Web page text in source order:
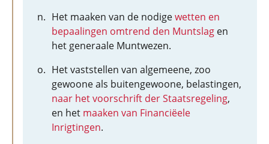
Het maaken van de nodigewetten en
bepaalingen omtrend den Muntslag en
het generaale Muntwezen.
Het vaststellen van algemeene, zoo
gewoone als buitengewoone, belastingen,
naar het voorschrift der Staatsregeling,
en het maaken van Financiëele
Inrigtingen.